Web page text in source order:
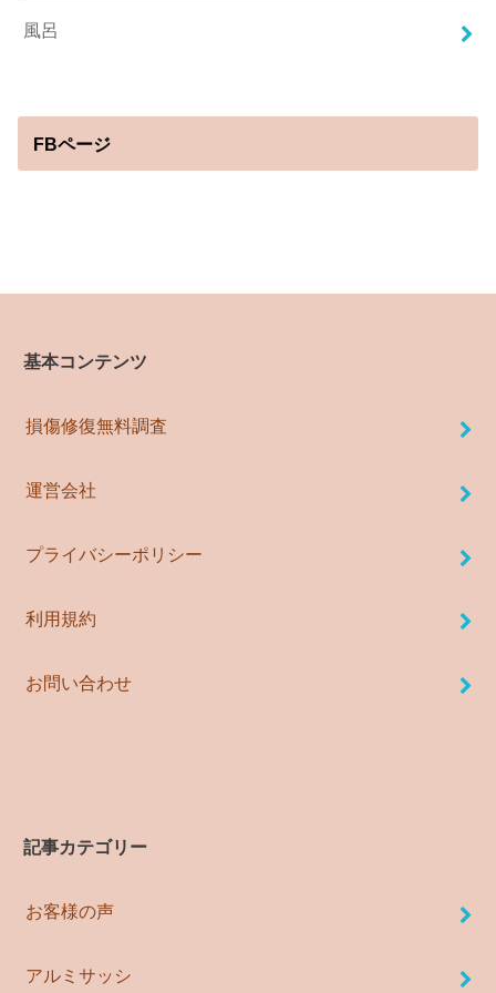
風呂
FBページ
基本コンテンツ
損傷修復無料調査
運営会社
プライバシーポリシー
利用規約
お問い合わせ
記事カテゴリー
お客様の声
アルミサッシ